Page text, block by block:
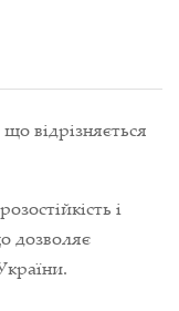
відрізняється
і
дозволяє